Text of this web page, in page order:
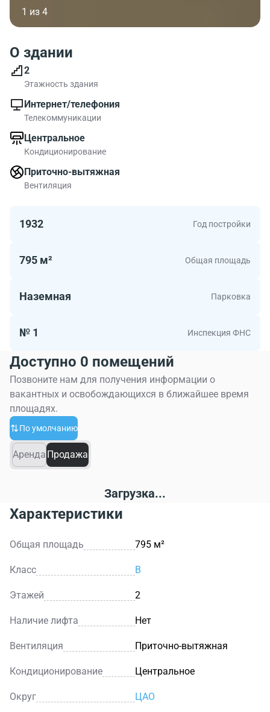
1 из 4
О здании
2
Этажность здания
Интернет/телефония
Телекоммуникации
Центральное
Кондиционирование
Приточно-вытяжная
Вентиляция
1932 Год постройки
795 м² Общая площадь
Наземная Парковка
№ 1 Инспекция ФНС
Доступно 0 помещений
Позвоните нам для получения информации о
вакантных и освобождающихся в ближайшее время
площадях.
По умолчанию
Аренда Продажа
Загрузка...
Характеристики
Общая площадь 795 м²
Класс B
Этажей 2
Наличие лифта Нет
Вентиляция Приточно-вытяжная
Кондиционирование Центральное
Округ ЦАО